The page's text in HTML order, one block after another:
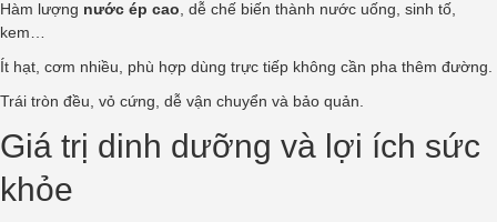
Hàm lượng nước ép cao , dễ chế biến thành nước uống, sinh tố,
kem…
Ít hạt, cơm nhiều, phù hợp dùng trực tiếp không cần pha thêm đường.
Trái tròn đều, vỏ cứng, dễ vận chuyển và bảo quản.
Giá trị dinh dưỡng và lợi ích sức
khỏe